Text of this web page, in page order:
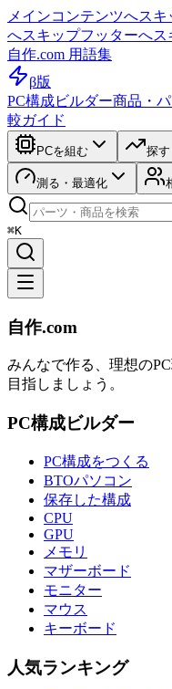
メインコンテンツへスキ
へスキップフッターへス
自作.com 用語集
β版
PC構成ビルダー商品・
較ガイド
PCを組む 探
測る・最適化
⌘K
自作.com
みんなで作る、理想の
目指しましょう。
PC構成ビルダー
PC構成をつくる
BTOパソコン
保存した構成
CPU
GPU
メモリ
マザーボード
モニター
マウス
キーボード
人気ランキング